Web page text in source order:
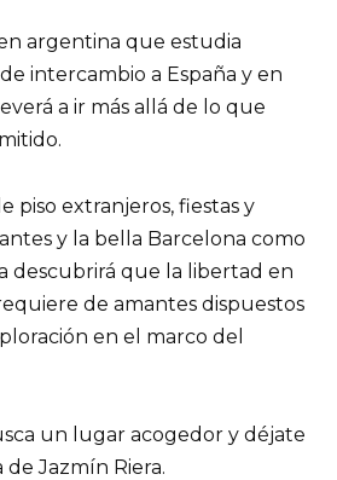
argentina que estudia
intercambio a España y en
a ir más allá de lo que
piso extranjeros, fiestas y
y la bella Barcelona como
descubrirá que la libertad en
de amantes dispuestos
en el marco del
un lugar acogedor y déjate
de Jazmín Riera.